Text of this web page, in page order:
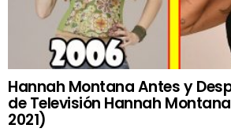
Hannah Montana Antes y
de Televisión Hannah
2021)